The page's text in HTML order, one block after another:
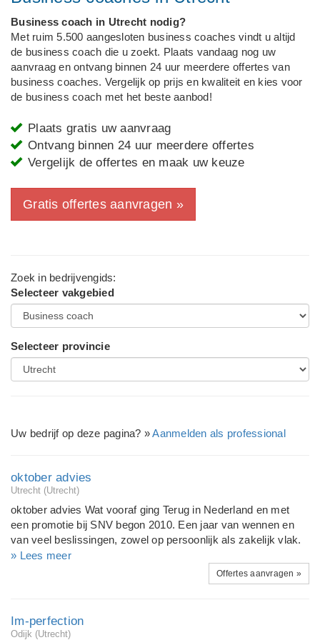
Business coach in Utrecht nodig?
Met ruim 5.500 aangesloten business coaches vindt u altijd
de business coach die u zoekt. Plaats vandaag nog uw
aanvraag en ontvang binnen 24 uur meerdere offertes van
business coaches. Vergelijk op prijs en kwaliteit en kies voor
de business coach met het beste aanbod!
Plaats gratis uw aanvraag
Ontvang binnen 24 uur meerdere offertes
Vergelijk de offertes en maak uw keuze
Gratis offertes aanvragen »
Zoek in bedrijvengids:
Selecteer vakgebied
Selecteer provincie
Uw bedrijf op deze pagina? »Aanmelden als professional
oktober advies
Utrecht (Utrecht)
oktober advies Wat vooraf ging Terug in Nederland en met
een promotie bij SNV begon 2010. Een jaar van wennen en
van veel beslissingen, zowel op persoonlijk als zakelijk vlak.
Het was duidelijk tijd voor iets anders, alleen wat wist ik nog
niet. De behoefte aan een omgeving die past als een jas en
werk dat je zelf kunt sturen vormden mijn gedachten en in
van mijn vroege en prettige herinneringen is de maand
oktober. Je zat er net weer lekker in na de zomervakantie, er
» Lees meer
Offertes aanvragen »
Im-perfection
Odijk (Utrecht)